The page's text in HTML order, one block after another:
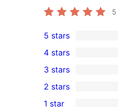
5
1
5-
star
review
5 stars
4-
star
reviews
4 stars
0
3-
3 stars
2 stars
1 star